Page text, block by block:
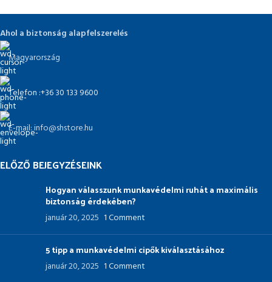
Ahol a biztonság alapfelszerelés
Magyarország
Telefon :+36 30 133 9600
E-mail: info@shstore.hu
ELŐZŐ BEJEGYZÉSEINK
Hogyan válasszunk munkavédelmi ruhát a maximális
biztonság érdekében?
január 20, 2025 1 Comment
5 tipp a munkavédelmi cipők kiválasztásához
január 20, 2025 1 Comment